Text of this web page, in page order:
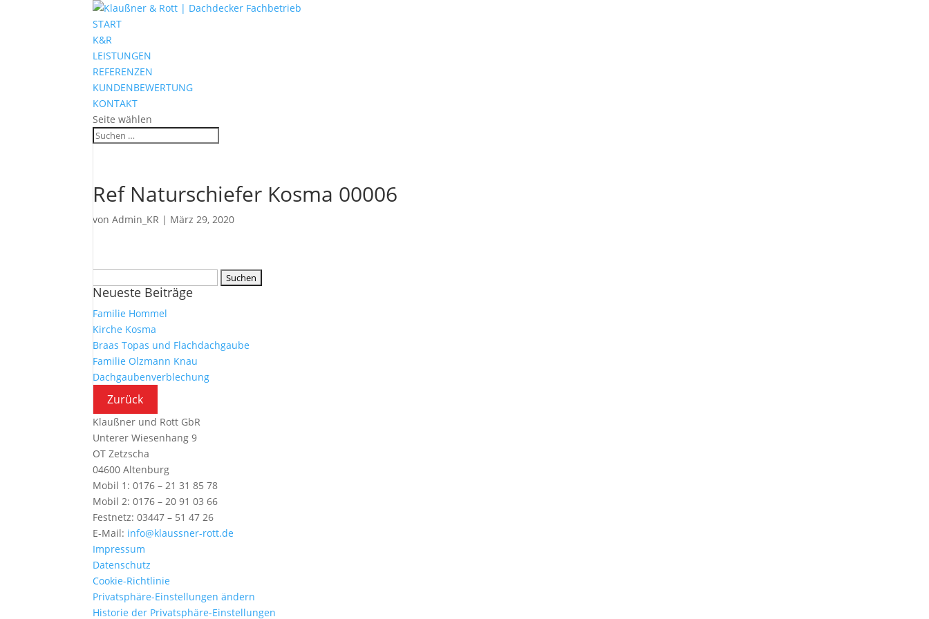
START
K&R
LEISTUNGEN
REFERENZEN
KUNDENBEWERTUNG
KONTAKT
Seite wählen
Ref Naturschiefer Kosma 00006
vonAdmin_KR | März 29, 2020
nach:
Neueste Beiträge
Familie Hommel
Kirche Kosma
Braas Topas und Flachdachgaube
Familie Olzmann Knau
Dachgaubenverblechung
Klaußner und Rott GbR
Unterer Wiesenhang 9
OT Zetzscha
04600 Altenburg
Mobil 1: 0176 – 21 31 85 78
Mobil 2: 0176 – 20 91 03 66
Festnetz: 03447 – 51 47 26
E-Mail: info@klaussner-rott.de
Impressum
Datenschutz
Cookie-Richtlinie
Privatsphäre-Einstellungen ändern
Historie der Privatsphäre-Einstellungen